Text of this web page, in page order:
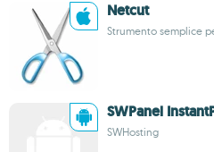
Netcut
Strumento semplice
SWPanel
SWHosting